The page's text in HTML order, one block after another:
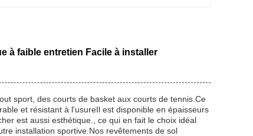
à faible entretien Facile à installer
sport, des courts de basket aux courts de tennis.Ce
et résistant à l'usureIl est disponible en épaisseurs
est aussi esthétique., ce qui en fait le choix idéal
installation sportive.Nos revêtements de sol